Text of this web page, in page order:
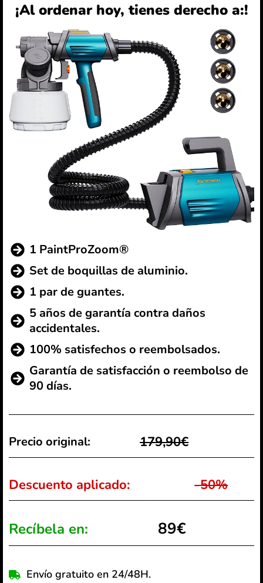
¡Al ordenar hoy, tienes derecho a:!
1 PaintProZoom®
Set de boquillas de aluminio.
1 par de guantes.
5 años de garantía contra daños
accidentales.
100% satisfechos o reembolsados.
Garantía de satisfacción o reembolso de
90 días.
Precio original: 179,90€
Descuento aplicado: -50%
Recíbela en: 89€
Envío gratuito en 24/48H.